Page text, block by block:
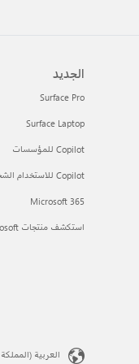
الجديد
Surface Pro
Surface Laptop
Copilot للمؤسسات
Copilot للاستخدام الشخصي
Microsoft 365
استكشف منتجات Microsoft
العربية